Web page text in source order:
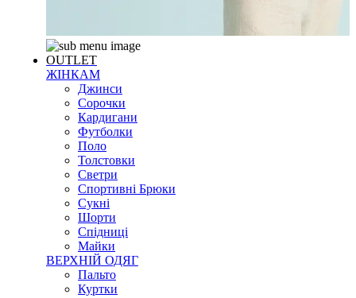
OUTLET
ЖІНКАМ
Джинси
Сорочки
Кардигани
Футболки
Поло
Толстовки
Светри
Спортивні Брюки
Сукні
Шорти
Спідниці
Майки
ВЕРХНІЙ ОДЯГ
Пальто
Куртки